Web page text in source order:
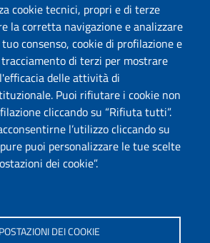
cookie tecnici, propri e di terze
la corretta navigazione e analizzare
consenso, cookie di profilazione e
di terzi per mostrare
delle attività di
Puoi rifiutare i cookie non
cliccando su “Rifiuta tutti”.
l’utilizzo cliccando su
puoi personalizzare le tue scelte
dei cookie”.
DEI COOKIE
di Architettura, Design e Urbanistica
di Sassari
– Piazza Duomo, 6 - 07041 Alghero